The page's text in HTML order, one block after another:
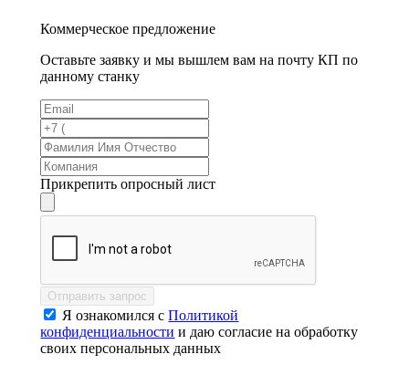
Коммерческое предложение
Оставьте заявку и мы вышлем вам на почту КП по
данному станку
Прикрепить опросный лист
Отправить запрос
Я ознакомился сПолитикой
конфиденциальности и даю согласие на обработку
своих персональных данных